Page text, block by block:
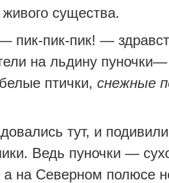
живого существа.
пик-пик-пик! —
на льдину
птички, снежные
тут, и
Ведь пуночки —
а на Северном полюсе